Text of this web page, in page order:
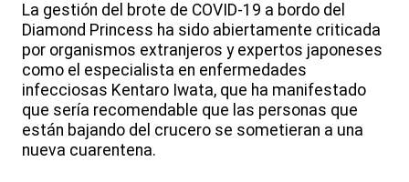
La gestión del brote de COVID-19 a bordo del
Diamond Princess ha sido abiertamente criticada
por organismos extranjeros y expertos japoneses
como el especialista en enfermedades
infecciosas Kentaro Iwata, que ha manifestado
que sería recomendable que las personas que
están bajando del crucero se sometieran a una
nueva cuarentena.